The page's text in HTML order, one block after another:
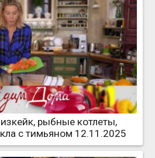
рыбные котлеты,
с тимьяном 12.11.2025